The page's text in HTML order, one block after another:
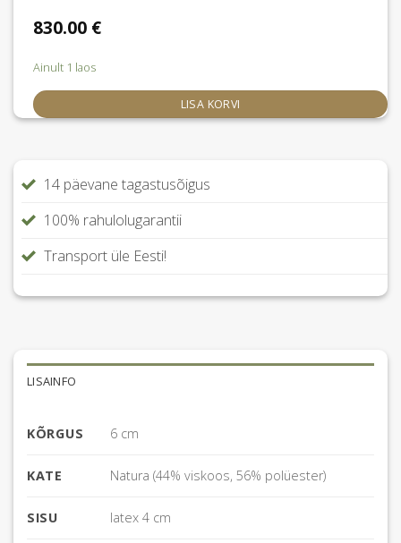
830.00 €
Ainult 1 laos
LISA KORVI
14 päevane tagastusõigus
100% rahulolugarantii
Transport üle Eesti!
LISAINFO
KÕRGUS 6 cm
KATE Natura (44% viskoos, 56% polüester)
SISU latex 4 cm